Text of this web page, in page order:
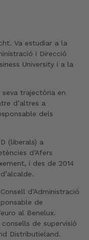
Va estudiar a la
i Direcció
University i a la
seva trajectòria en
d’altres a
dels
(liberals) a
d’Afers
i des de 2014
d’Administració
de
al Benelux.
de supervisió
Distributieland.